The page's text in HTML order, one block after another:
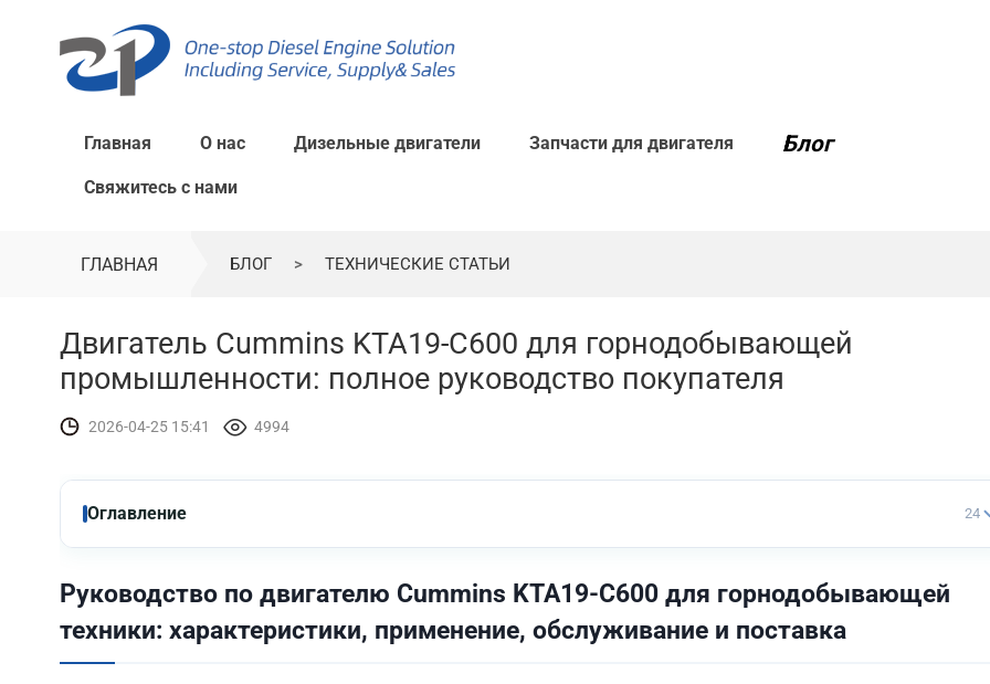
Главная О нас Дизельные двигатели Запчасти для двигателя Блог
Свяжитесь с нами
ГЛАВНАЯ БЛОГ > ТЕХНИЧЕСКИЕ СТАТЬИ
Двигатель Cummins KTA19-C600 для горнодобывающей
промышленности: полное руководство покупателя
2026-04-25 15:41 4994
Оглавление 24
Руководство по двигателю Cummins KTA19-C600 для горнодобывающей
техники: характеристики, применение, обслуживание и поставка